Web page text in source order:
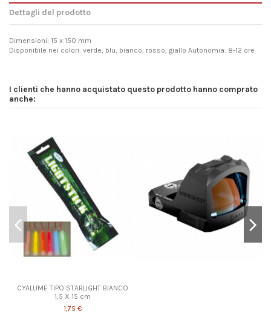
Dettagli del prodotto
Dimensioni: 15 x 150 mm
Disponibile nei colori: verde, blu, bianco, rosso, giallo Autonomia: 8-12 ore
I clienti che hanno acquistato questo prodotto hanno comprato
anche:
CYALUME TIPO STARLIGHT BIANCO
1,5 X 15 cm
1,75 €